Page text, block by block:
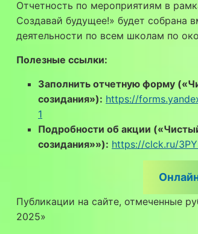
Отчетность по мероприятиям в
Создавай будущее!» будет собрана
деятельности по всем школам по
Полезные ссылки:
Заполнить отчетную форму
созидания»): https://
1
Подробности об акции
созидания»»): https://clck.ru/
Публикации на сайте, отмеченные
2025»